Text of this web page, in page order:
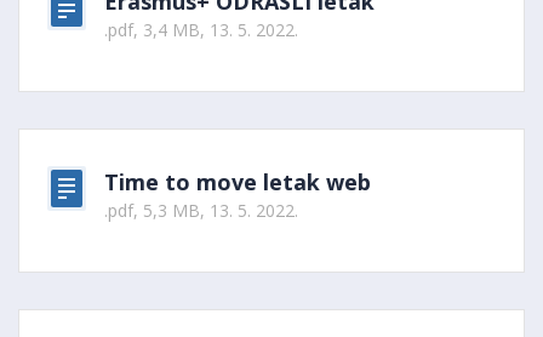
.pdf, 3,4 MB, 13. 5. 2022.
Time to move letak web
.pdf, 5,3 MB, 13. 5. 2022.